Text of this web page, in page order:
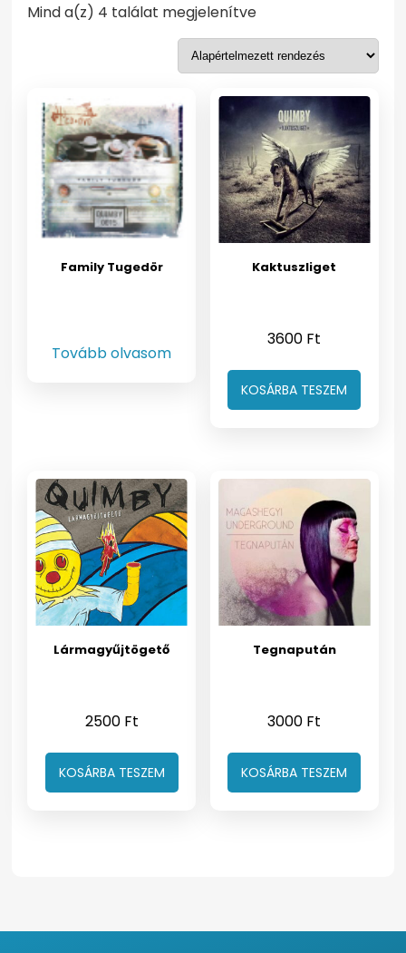
Mind a(z) 4 találat megjelenítve
Family Tugedör
Tovább olvasom
Kaktuszliget
3600 Ft
KOSÁRBA TESZEM
Lármagyűjtögető
2500 Ft
KOSÁRBA TESZEM
Tegnapután
3000 Ft
KOSÁRBA TESZEM